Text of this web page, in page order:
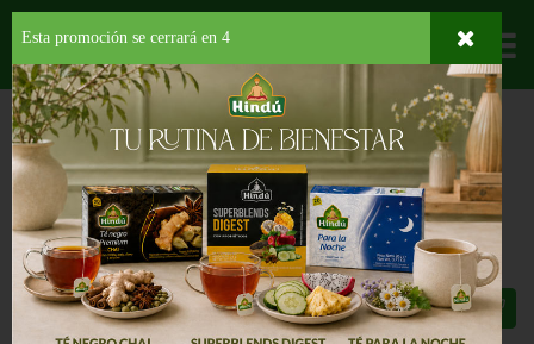
Departamentos
HOME PROVISIONES BEBIDAS COCA COLA REGULAR
COCA COLA REGULAR 1.75 LT
$1.59
Esta promoción se cerrará en 3